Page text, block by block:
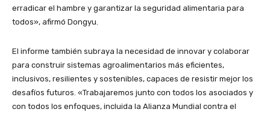
erradicar el hambre y garantizar la seguridad alimentaria para
todos», afirmó Dongyu.
El informe también subraya la necesidad de innovar y colaborar
para construir sistemas agroalimentarios más eficientes,
inclusivos, resilientes y sostenibles, capaces de resistir mejor los
desafíos futuros. «Trabajaremos junto con todos los asociados y
con todos los enfoques, incluida la Alianza Mundial contra el